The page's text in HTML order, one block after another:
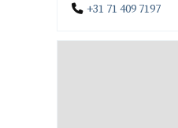
+31 71 409 7197